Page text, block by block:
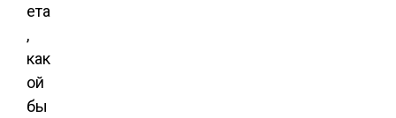
ета
,
как
ой
бы